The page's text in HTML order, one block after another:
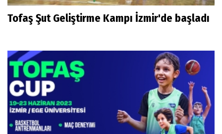
Tofaş Şut Geliştirme Kampı İzmir'de başladı